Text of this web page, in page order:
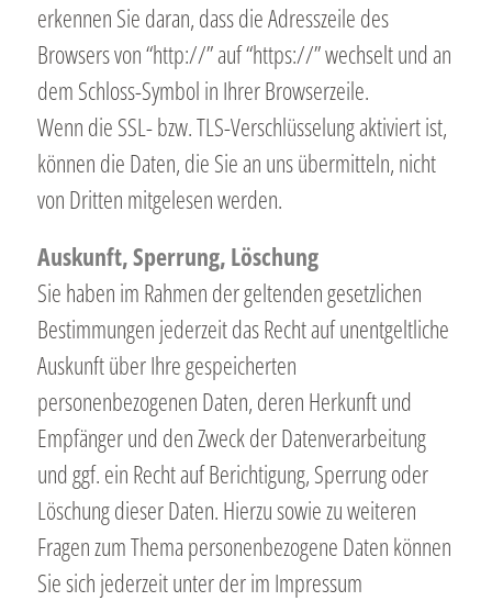
erkennen Sie daran, dass die Adresszeile des
Browsers von “http://” auf “https://” wechselt und an
dem Schloss-Symbol in Ihrer Browserzeile.
Wenn die SSL- bzw. TLS-Verschlüsselung aktiviert ist,
können die Daten, die Sie an uns übermitteln, nicht
von Dritten mitgelesen werden.
Auskunft, Sperrung, Löschung
Sie haben im Rahmen der geltenden gesetzlichen
Bestimmungen jederzeit das Recht auf unentgeltliche
Auskunft über Ihre gespeicherten
personenbezogenen Daten, deren Herkunft und
Empfänger und den Zweck der Datenverarbeitung
und ggf. ein Recht auf Berichtigung, Sperrung oder
Löschung dieser Daten. Hierzu sowie zu weiteren
Fragen zum Thema personenbezogene Daten können
Sie sich jederzeit unter der im Impressum